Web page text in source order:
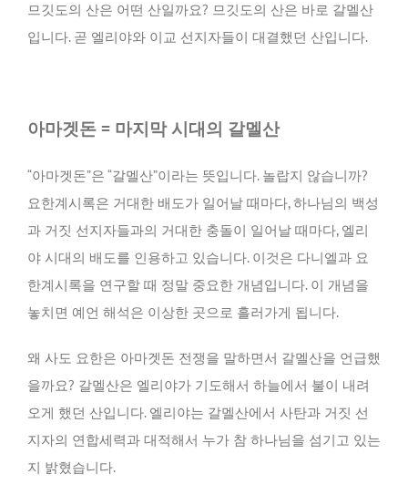
므깃도의 산은 어떤 산일까요? 므깃도의 산은 바로 갈멜산
입니다. 곧 엘리야와 이교 선지자들이 대결했던 산입니다.
아마겟돈 = 마지막 시대의 갈멜산
“아마겟돈”은 “갈멜산”이라는 뜻입니다. 놀랍지 않습니까?
요한계시록은 거대한 배도가 일어날 때마다, 하나님의 백성
과 거짓 선지자들과의 거대한 충돌이 일어날 때마다, 엘리
야 시대의 배도를 인용하고 있습니다. 이것은 다니엘과 요
한계시록을 연구할 때 정말 중요한 개념입니다. 이 개념을
놓치면 예언 해석은 이상한 곳으로 흘러가게 됩니다.
왜 사도 요한은 아마겟돈 전쟁을 말하면서 갈멜산을 언급했
을까요? 갈멜산은 엘리야가 기도해서 하늘에서 불이 내려
오게 했던 산입니다. 엘리야는 갈멜산에서 사탄과 거짓 선
지자의 연합세력과 대적해서 누가 참 하나님을 섬기고 있는
지 밝혔습니다.